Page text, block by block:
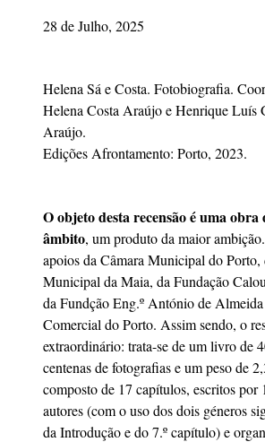
28 de Julho, 2025
Helena Sá e Costa. Fotobiografia.
Helena Costa Araújo e Henrique Luís
Araújo.
Edições Afrontamento: Porto, 2023.
O objeto desta recensão é uma obra
âmbito, um produto da maior
apoios da Câmara Municipal do Porto,
Municipal da Maia, da Fundação
da Fundção Eng.º António de
Comercial do Porto. Assim sendo, o
extraordinário: trata-se de um livro de
centenas de fotografias e um peso de
composto de 17 capítulos, escritos por
autores (com o uso dos dois géneros
da Introdução e do 7.º capítulo) e